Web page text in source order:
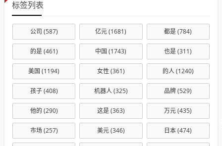
标签列表
公司 (587) 亿元(1681) 都是(784)
的是(461) 中国 (1743) 也是(311)
美国 (1194) 女性 (361) 的人(1240)
孩子(408) 机器人(325) 品牌(529)
他的 (290) 这是(363) 万元(435)
市场(257) 美元(346) 日本(474)